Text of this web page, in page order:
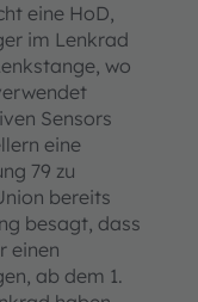
eine HoD,
im Lenkrad
wo
Sensors
eine
79 zu
bereits
besagt, dass
einen
ab dem 1.